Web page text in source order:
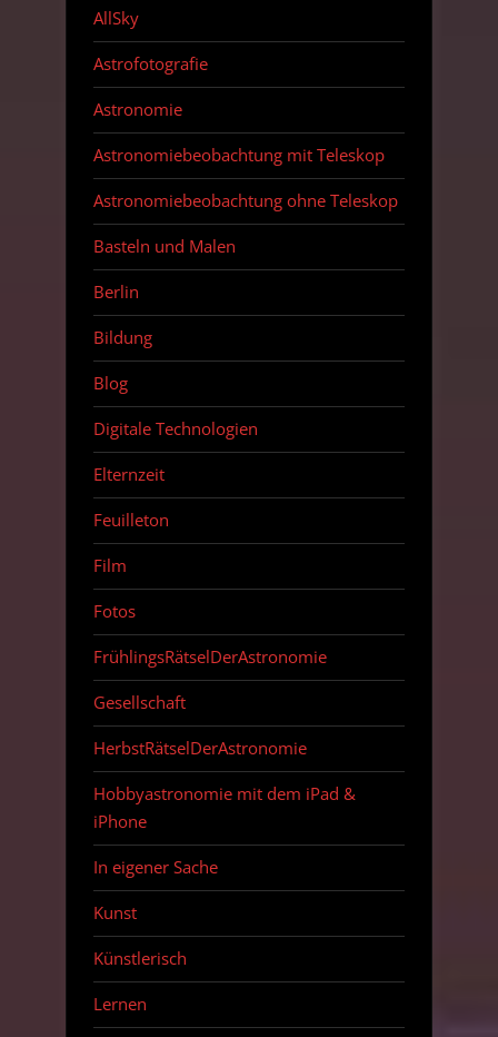
AllSky
Astrofotografie
Astronomie
Astronomiebeobachtung mit Teleskop
Astronomiebeobachtung ohne Teleskop
Basteln und Malen
Berlin
Bildung
Blog
Digitale Technologien
Elternzeit
Feuilleton
Film
Fotos
FrühlingsRätselDerAstronomie
Gesellschaft
HerbstRätselDerAstronomie
Hobbyastronomie mit dem iPad &
iPhone
In eigener Sache
Kunst
Künstlerisch
Lernen